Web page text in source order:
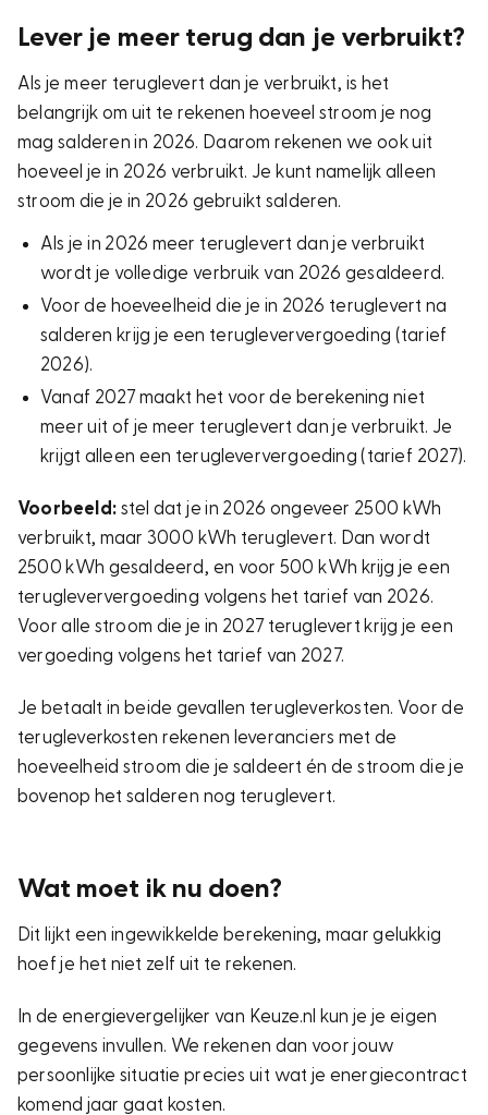
Lever je meer terug dan je verbruikt?
Als je meer teruglevert dan je verbruikt, is het
belangrijk om uit te rekenen hoeveel stroom je nog
mag salderen in 2026. Daarom rekenen we ook uit
hoeveel je in 2026 verbruikt. Je kunt namelijk alleen
stroom die je in 2026 gebruikt salderen.
Als je in 2026 meer teruglevert dan je verbruikt
wordt je volledige verbruik van 2026 gesaldeerd.
Voor de hoeveelheid die je in 2026 teruglevert na
salderen krijg je een terugleververgoeding (tarief
2026).
Vanaf 2027 maakt het voor de berekening niet
meer uit of je meer teruglevert dan je verbruikt. Je
krijgt alleen een terugleververgoeding (tarief 2027).
Voorbeeld:stel dat je in 2026 ongeveer 2500 kWh
verbruikt, maar 3000 kWh teruglevert. Dan wordt
2500 kWh gesaldeerd, en voor 500 kWh krijg je een
terugleververgoeding volgens het tarief van 2026.
Voor alle stroom die je in 2027 teruglevert krijg je een
vergoeding volgens het tarief van 2027.
Je betaalt in beide gevallen terugleverkosten. Voor de
terugleverkosten rekenen leveranciers met de
hoeveelheid stroom die je saldeert én de stroom die je
bovenop het salderen nog teruglevert.
Wat moet ik nu doen?
Dit lijkt een ingewikkelde berekening, maar gelukkig
hoef je het niet zelf uit te rekenen.
In de energievergelijker van Keuze.nl kun je je eigen
gegevens invullen. We rekenen dan voor jouw
persoonlijke situatie precies uit wat je energiecontract
komend jaar gaat kosten.